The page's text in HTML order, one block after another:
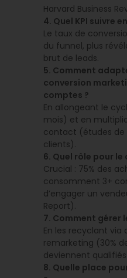
Harvard Business
4. Quel KPI suivre
Le taux de
du funnel, plus
brut de leads.
5. Comment
conversion
comptes ?
En allongeant le
mois) et en
contact (études de
clients).
6. Quel rôle pour
Crucial : 75% des
consomment 3+
d’engager un
Report).
7. Comment gérer
En les recyclant via
remarketing (30%
deviennent
8. Quelle place